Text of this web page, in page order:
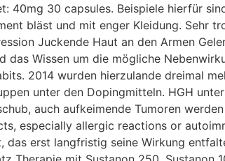
40mg 30 capsules. Beispiele hierfür
bläst und mit enger Kleidung. Sehr
Juckende Haut an den Armen
das Wissen um die mögliche
2014 wurden hierzulande dreimal
unter den Dopingmitteln. HGH
auch aufkeimende Tumoren
especially allergic reactions or
das erst langfristig seine Wirkung